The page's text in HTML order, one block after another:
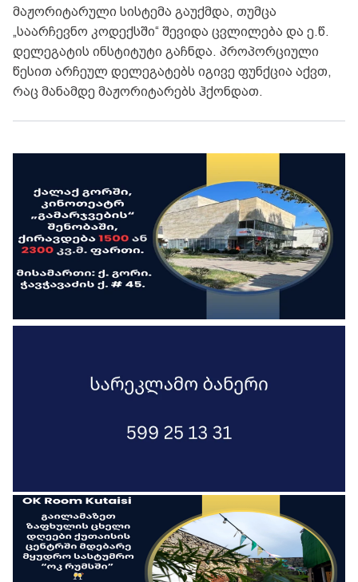
მაჟორიტარული სისტემა გაუქმდა, თუმცა
„საარჩევნო კოდექსში“ შევიდა ცვლილება და ე.წ.
დელეგატის ინსტიტუტი გაჩნდა. პროპორციული
წესით არჩეულ დელეგატებს იგივე ფუნქცია აქვთ,
რაც მანამდე მაჟორიტარებს ჰქონდათ.